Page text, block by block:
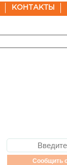
КОНТАКТЫ
Сообщить